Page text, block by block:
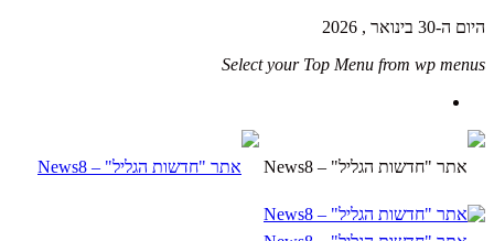
היום ה-30 בינואר , 2026
Select your Top Menu from wp menus